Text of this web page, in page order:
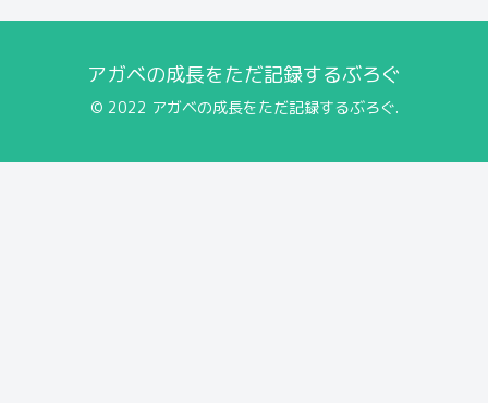
アガベの成長をただ記録するぶろぐ
© 2022 アガベの成長をただ記録するぶろぐ.